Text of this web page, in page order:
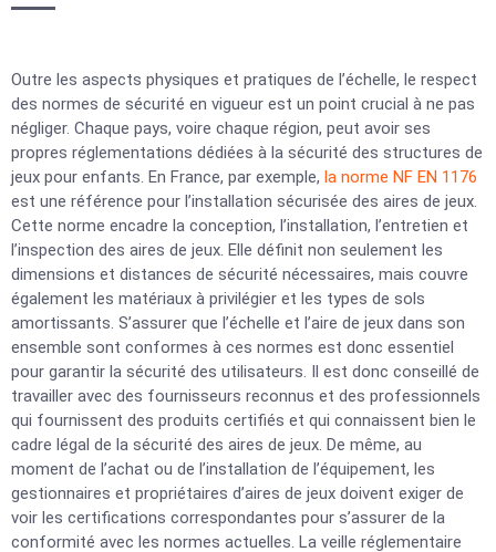
Outre les aspects physiques et pratiques de l’échelle, le respect
des normes de sécurité en vigueur est un point crucial à ne pas
négliger. Chaque pays, voire chaque région, peut avoir ses
propres réglementations dédiées à la sécurité des structures de
jeux pour enfants. En France, par exemple, la norme NF EN 1176
est une référence pour l’installation sécurisée des aires de jeux.
Cette norme encadre la conception, l’installation, l’entretien et
l’inspection des aires de jeux. Elle définit non seulement les
dimensions et distances de sécurité nécessaires, mais couvre
également les matériaux à privilégier et les types de sols
amortissants. S’assurer que l’échelle et l’aire de jeux dans son
ensemble sont conformes à ces normes est donc essentiel
pour garantir la sécurité des utilisateurs. Il est donc conseillé de
travailler avec des fournisseurs reconnus et des professionnels
qui fournissent des produits certifiés et qui connaissent bien le
cadre légal de la sécurité des aires de jeux. De même, au
moment de l’achat ou de l’installation de l’équipement, les
gestionnaires et propriétaires d’aires de jeux doivent exiger de
voir les certifications correspondantes pour s’assurer de la
conformité avec les normes actuelles. La veille réglementaire